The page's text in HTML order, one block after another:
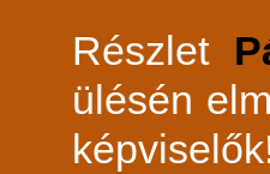
Részlet
ülésén